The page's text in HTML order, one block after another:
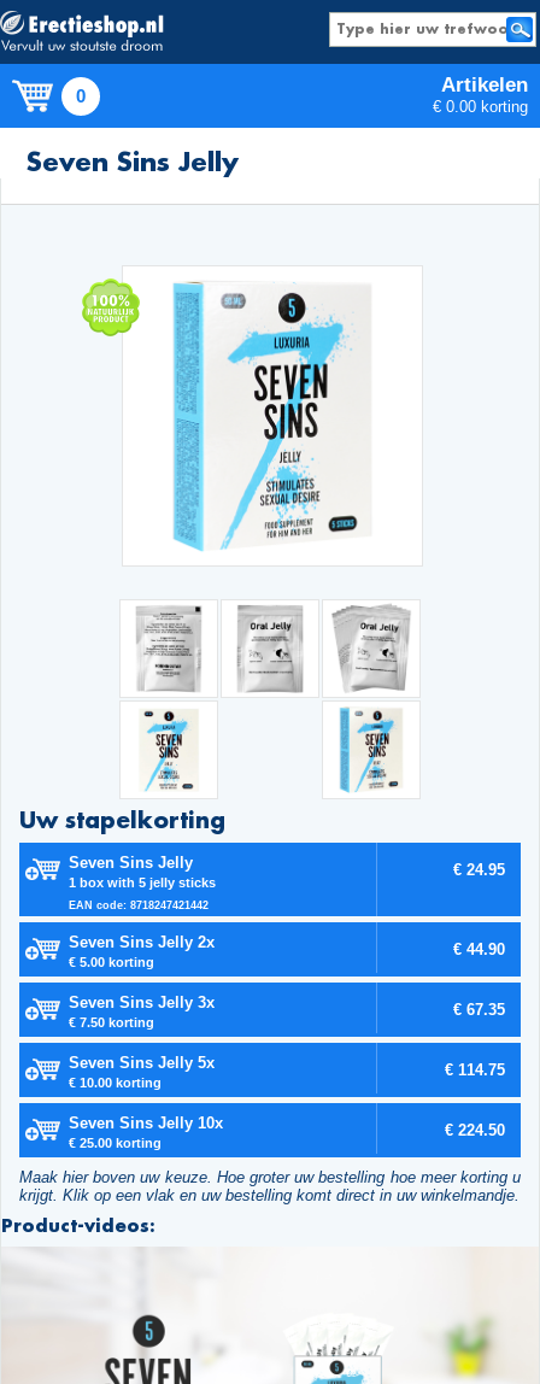
0 Artikelen
€ 0.00 korting
Seven Sins Jelly
Uw stapelkorting
Seven Sins Jelly
1 box with 5 jelly sticks
EAN code: 8718247421442
€ 24.95
Seven Sins Jelly 2x
€ 5.00 korting
€ 44.90
Seven Sins Jelly 3x
€ 7.50 korting
€ 67.35
Seven Sins Jelly 5x
€ 10.00 korting
€ 114.75
Seven Sins Jelly 10x
€ 25.00 korting
€ 224.50
Maak hier boven uw keuze. Hoe groter uw bestelling hoe meer korting u
krijgt. Klik op een vlak en uw bestelling komt direct in uw winkelmandje.
Product-videos: